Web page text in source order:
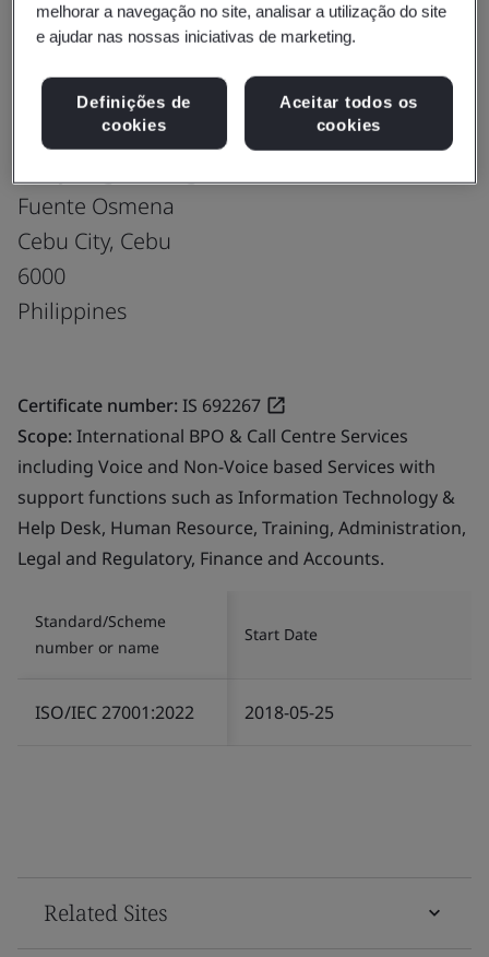
Compartilhar:
Fusion CX Limited
Fuente Osmena
Cebu City, Cebu
6000
Philippines
Certificate number:IS 692267
Scope:International BPO & Call Centre Services
including Voice and Non-Voice based Services with
support functions such as Information Technology &
Help Desk, Human Resource, Training, Administration,
Legal and Regulatory, Finance and Accounts.
Standard/Scheme
number or name
Start Date
ISO/IEC 27001:2022 2018-05-25
Related Sites
melhorar a navegação no site, analisar a utilização do site
e ajudar nas nossas iniciativas de marketing.
Definições de
cookies
Aceitar todos os
cookies